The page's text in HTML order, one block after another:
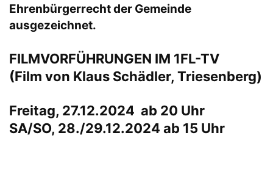
Ehrenbürgerrecht der Gemeinde
ausgezeichnet.
FILMVORFÜHRUNGEN IM 1FL-TV
(Film von Klaus Schädler, Triesenberg)
Freitag, 27.12.2024 ab 20 Uhr
SA/SO, 28./29.12.2024 ab 15 Uhr